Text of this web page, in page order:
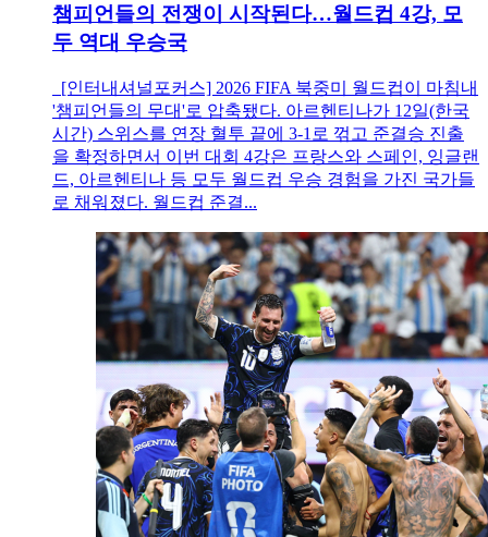
챔피언들의 전쟁이 시작된다…월드컵 4강, 모
두 역대 우승국
[인터내셔널포커스] 2026 FIFA 북중미 월드컵이 마침내
'챔피언들의 무대'로 압축됐다. 아르헨티나가 12일(한국
시간) 스위스를 연장 혈투 끝에 3-1로 꺾고 준결승 진출
을 확정하면서 이번 대회 4강은 프랑스와 스페인, 잉글랜
드, 아르헨티나 등 모두 월드컵 우승 경험을 가진 국가들
로 채워졌다. 월드컵 준결...